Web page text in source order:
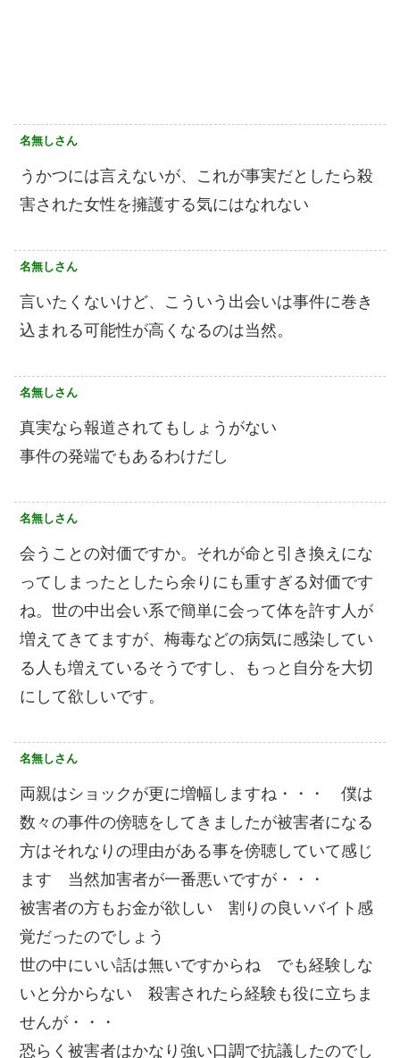
名無しさん
うかつには言えないが、これが事実だとしたら殺
害された女性を擁護する気にはなれない
名無しさん
言いたくないけど、こういう出会いは事件に巻き
込まれる可能性が高くなるのは当然。
名無しさん
真実なら報道されてもしょうがない
事件の発端でもあるわけだし
名無しさん
会うことの対価ですか。それが命と引き換えにな
ってしまったとしたら余りにも重すぎる対価です
ね。世の中出会い系で簡単に会って体を許す人が
増えてきてますが、梅毒などの病気に感染してい
る人も増えているそうですし、もっと自分を大切
にして欲しいです。
名無しさん
両親はショックが更に増幅しますね・・・ 僕は
数々の事件の傍聴をしてきましたが被害者になる
方はそれなりの理由がある事を傍聴していて感じ
ます 当然加害者が一番悪いですが・・・
被害者の方もお金が欲しい 割りの良いバイト感
覚だったのでしょう
世の中にいい話は無いですからね でも経験しな
いと分からない 殺害されたら経験も役に立ちま
せんが・・・
恐らく被害者はかなり強い口調で抗議したのでし